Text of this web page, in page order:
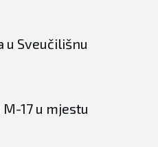
u Sveučilišnu
17 u mjestu